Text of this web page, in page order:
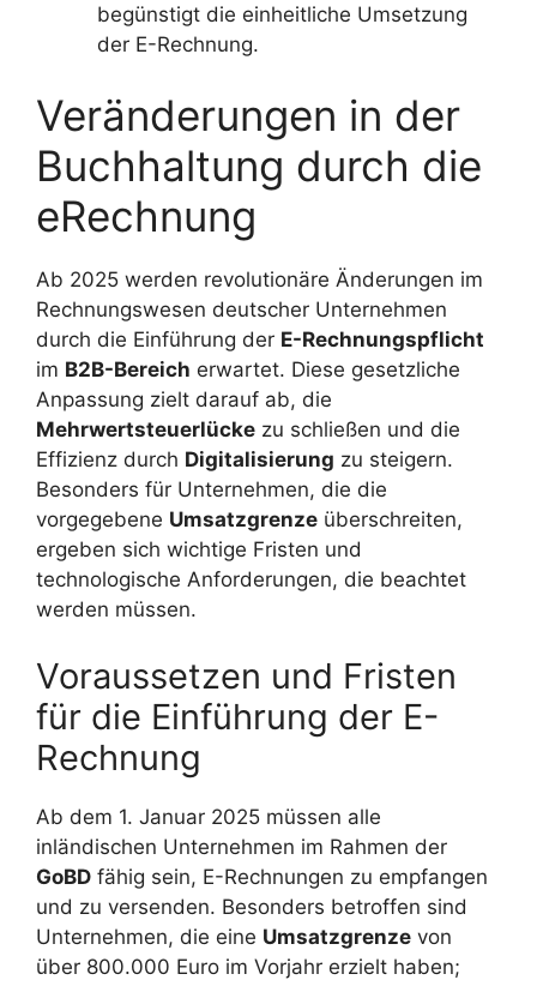
begünstigt die einheitliche Umsetzung
der E-Rechnung.
Veränderungen in der
Buchhaltung durch die
eRechnung
Ab 2025 werden revolutionäre Änderungen im
Rechnungswesen deutscher Unternehmen
durch die Einführung der E-Rechnungspflicht
im B2B-Bereich erwartet. Diese gesetzliche
Anpassung zielt darauf ab, die
Mehrwertsteuerlücke zu schließen und die
Effizienz durch Digitalisierung zu steigern.
Besonders für Unternehmen, die die
vorgegebene Umsatzgrenze überschreiten,
ergeben sich wichtige Fristen und
technologische Anforderungen, die beachtet
werden müssen.
Voraussetzen und Fristen
für die Einführung der E-
Rechnung
Ab dem 1. Januar 2025 müssen alle
inländischen Unternehmen im Rahmen der
GoBD fähig sein, E-Rechnungen zu empfangen
und zu versenden. Besonders betroffen sind
Unternehmen, die eine Umsatzgrenze von
über 800.000 Euro im Vorjahr erzielt haben;